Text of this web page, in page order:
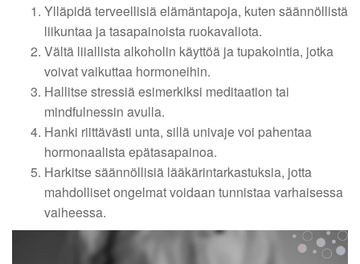
Ylläpidä terveellisiä elämäntapoja, kuten säännöllistä
liikuntaa ja tasapainoista ruokavaliota.
Vältä liiallista alkoholin käyttöä ja tupakointia, jotka
voivat vaikuttaa hormoneihin.
Hallitse stressiä esimerkiksi meditaation tai
mindfulnessin avulla.
Hanki riittävästi unta, sillä univaje voi pahentaa
hormonaalista epätasapainoa.
Harkitse säännöllisiä lääkärintarkastuksia, jotta
mahdolliset ongelmat voidaan tunnistaa varhaisessa
vaiheessa.